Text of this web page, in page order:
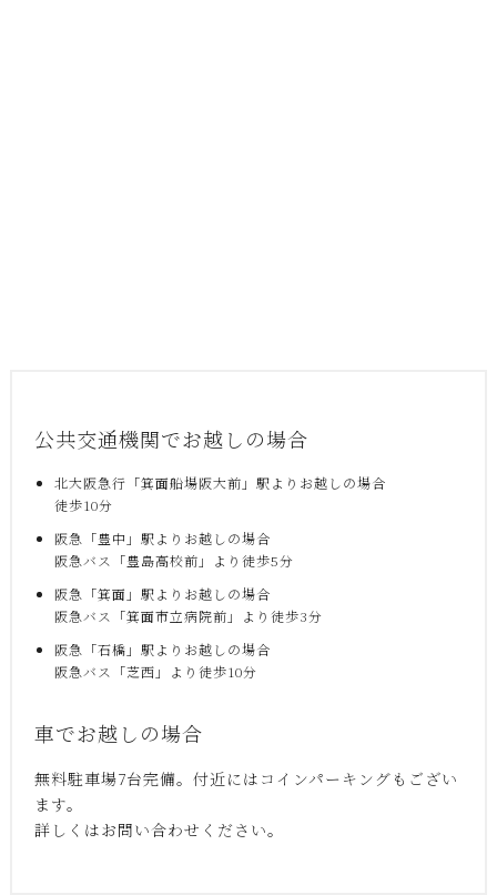
公共交通機関でお越しの場合
北大阪急行「箕面船場阪大前」駅よりお越しの場合
徒歩10分
阪急「豊中」駅よりお越しの場合
阪急バス「豊島高校前」より徒歩5分
阪急「箕面」駅よりお越しの場合
阪急バス「箕面市立病院前」より徒歩3分
阪急「石橋」駅よりお越しの場合
阪急バス「芝西」より徒歩10分
車でお越しの場合
無料駐車場7台完備。付近にはコインパーキングもござい
ます。
詳しくはお問い合わせください。